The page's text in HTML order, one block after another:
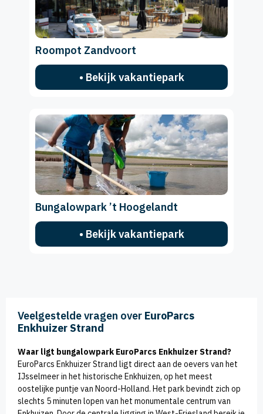
Roompot Zandvoort
• Bekijk vakantiepark
Bungalowpark ’t Hoogelandt
• Bekijk vakantiepark
Veelgestelde vragen over EuroParcs
Enkhuizer Strand
Waar ligt bungalowpark EuroParcs Enkhuizer Strand?
EuroParcs Enkhuizer Strand ligt direct aan de oevers van het
IJsselmeer in het historische Enkhuizen, op het meest
oostelijke puntje van Noord-Holland. Het park bevindt zich op
slechts 5 minuten lopen van het monumentale centrum van